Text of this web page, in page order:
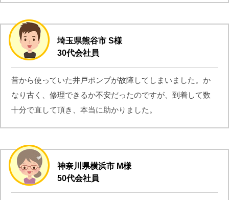
埼玉県熊谷市 S様
30代会社員
昔から使っていた井戸ポンプが故障してしまいました。か
なり古く、修理できるか不安だったのですが、到着して数
十分で直して頂き、本当に助かりました。
神奈川県横浜市 M様
50代会社員